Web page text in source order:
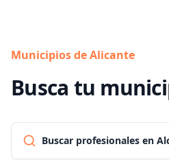
Municipios de Alicante
Busca tu
Buscar profesionales en